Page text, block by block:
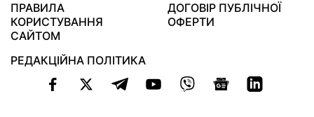
ПРАВИЛА
КОРИСТУВАННЯ
САЙТОМ
ДОГОВІР ПУБЛІЧНОЇ
ОФЕРТИ
РЕДАКЦІЙНА ПОЛІТИКА